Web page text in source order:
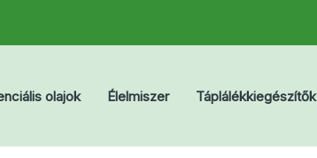
olajok Élelmiszer Táplálékkiegészítők